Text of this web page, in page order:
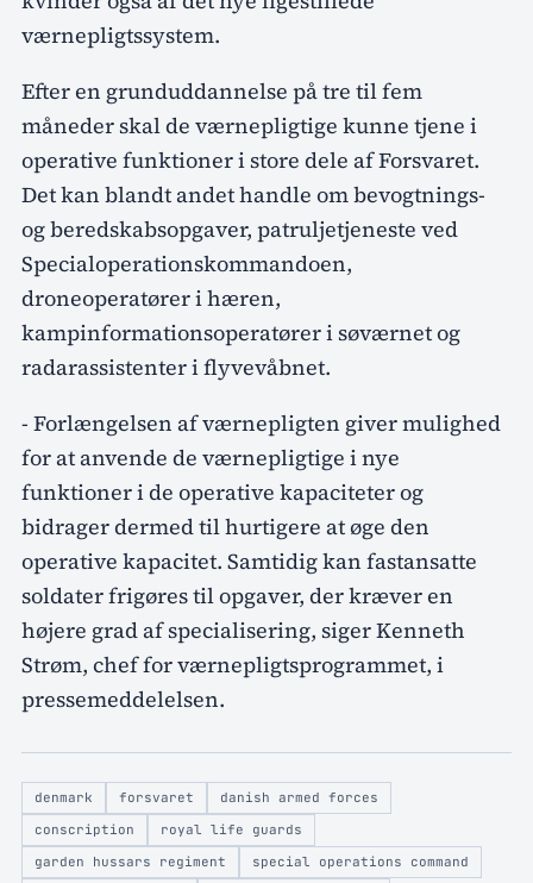
værnepligtssystem.
Efter en grunduddannelse på tre til fem
måneder skal de værnepligtige kunne tjene i
operative funktioner i store dele af Forsvaret.
Det kan blandt andet handle om bevogtnings-
og beredskabsopgaver, patruljetjeneste ved
Specialoperationskommandoen,
droneoperatører i hæren,
kampinformationsoperatører i søværnet og
radarassistenter i flyvevåbnet.
- Forlængelsen af værnepligten giver mulighed
for at anvende de værnepligtige i nye
funktioner i de operative kapaciteter og
bidrager dermed til hurtigere at øge den
operative kapacitet. Samtidig kan fastansatte
soldater frigøres til opgaver, der kræver en
højere grad af specialisering, siger Kenneth
Strøm, chef for værnepligtsprogrammet, i
pressemeddelelsen.
denmark forsvaret
danish armed forces
conscription
royal life guards
garden hussars regiment
special operations command